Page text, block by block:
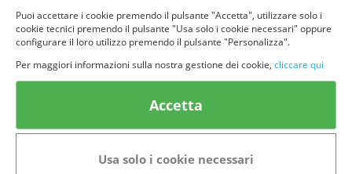
Puoi accettare i cookie premendo il pulsante "Accetta", utilizzare solo i
cookie tecnici premendo il pulsante "Usa solo i cookie necessari" oppure
configurare il loro utilizzo premendo il pulsante "Personalizza".
Per maggiori informazioni sulla nostra gestione dei cookie, cliccare qui
Accetta
Usa solo i cookie necessari